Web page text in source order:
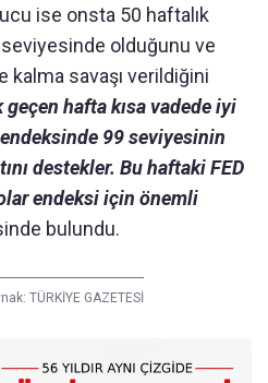
ise onsta 50 haftalık
olduğunu ve
savaşı verildiğini
geçen hafta kısa vadede iyi
endeksinde 99 seviyesinin
destekler. Bu haftaki FED
endeksi için önemli
bulundu.
TÜRKİYE GAZETESİ